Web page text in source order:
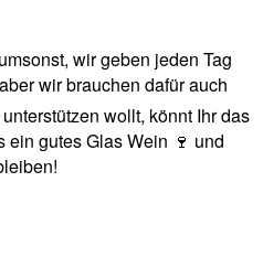
wir geben jeden Tag
wir brauchen dafür auch
wollt, könnt Ihr das
ein gutes Glas Wein 🍷 und